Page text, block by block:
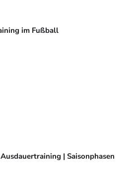
im Fußball
| Saisonphasen